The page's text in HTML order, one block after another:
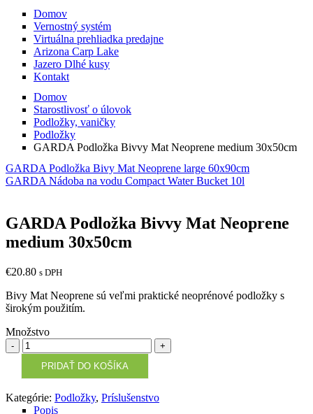
Domov
Vernostný systém
Virtuálna prehliadka predajne
Arizona Carp Lake
Jazero Dlhé kusy
Kontakt
Domov
Starostlivosť o úlovok
Podložky, vaničky
Podložky
GARDA Podložka Bivvy Mat Neoprene medium 30x50cm
GARDA Podložka Bivy Mat Neoprene large 60x90cm
GARDA Nádoba na vodu Compact Water Bucket 10l
GARDA Podložka Bivvy Mat Neoprene
medium 30x50cm
€20.80 s DPH
Bivy Mat Neoprene sú veľmi praktické neoprénové podložky s
širokým použitím.
Množstvo
Množstvo
PRIDAŤ DO KOŠÍKA
Kategórie: Podložky, Príslušenstvo
Popis